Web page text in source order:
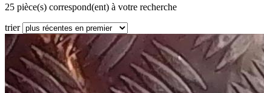
25 pièce(s) correspond(ent) à votre recherche
trier